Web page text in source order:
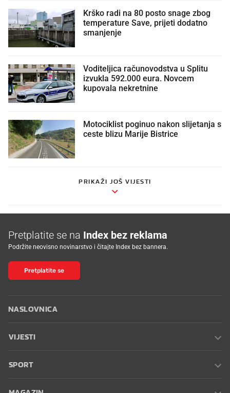
Krško radi na 80 posto snage zbog
temperature Save, prijeti dodatno
smanjenje
Voditeljica računovodstva u Splitu
izvukla 592.000 eura. Novcem
kupovala nekretnine
Motociklist poginuo nakon slijetanja s
ceste blizu Marije Bistrice
PRIKAŽI JOŠ VIJESTI
Pretplatite se na Index bez reklama
Podržite neovisno novinarstvo i čitajte Index bez bannera.
Pretplatite se
NASLOVNICA
VIJESTI
SPORT